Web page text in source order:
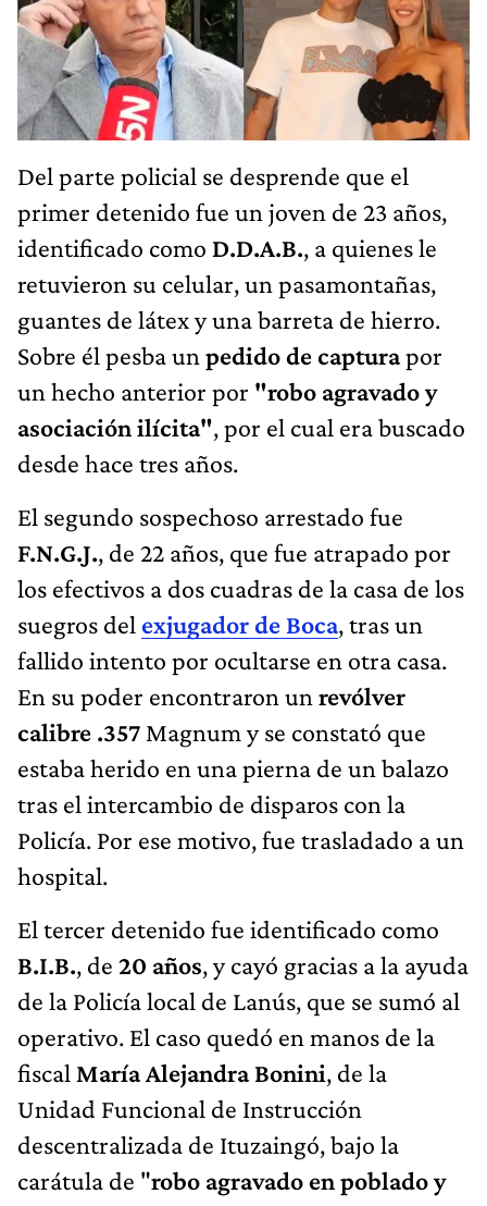
Del parte policial se desprende que el
primer detenido fue un joven de 23 años,
identificado como D.D.A.B., a quienes le
retuvieron su celular, un pasamontañas,
guantes de látex y una barreta de hierro.
Sobre él pesba un pedido de capturapor
un hecho anterior por "robo agravado y
asociación ilícita", por el cual era buscado
desde hace tres años.
El segundo sospechoso arrestado fue
F.N.G.J., de 22 años, que fue atrapado por
los efectivos a dos cuadras de la casa de los
suegros del exjugador de Boca, tras un
fallido intento por ocultarse en otra casa.
En su poder encontraron un revólver
calibre .357 Magnum y se constató que
estaba herido en una pierna de un balazo
tras el intercambio de disparos con la
Policía. Por ese motivo, fue trasladado a un
hospital.
El tercer detenido fue identificado como
B.I.B., de 20 años, y cayó gracias a la ayuda
de la Policía local de Lanús, que se sumó al
operativo. El caso quedó en manos de la
fiscal María Alejandra Bonini, de la
Unidad Funcional de Instrucción
descentralizada de Ituzaingó, bajo la
carátula de "robo agravado en poblado y